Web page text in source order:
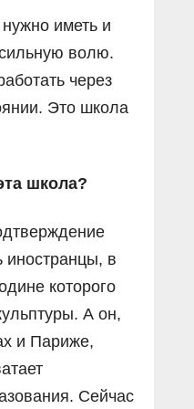
иметь и
волю.
через
Это школа
школа?
иностранцы, в
которого
А он,
и Париже,
Сейчас